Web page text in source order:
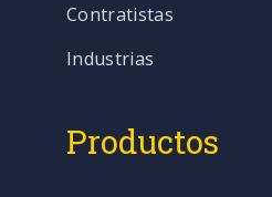
Contratistas
Industrias
Productos